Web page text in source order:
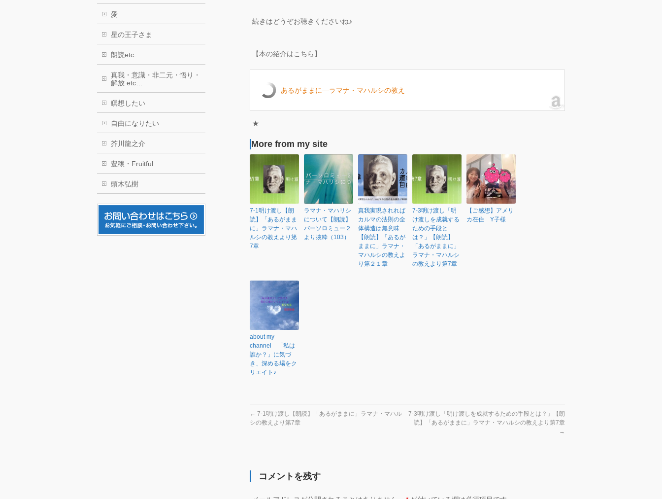
続きはどうぞお聴きくださいね♪
【本の紹介はこちら】
あるがままに―ラマナ・マハルシの教え
★
More from my site
7-1明け渡し【朗
読】「あるがまま
に」ラマナ・マハ
ルシの教えより第
7章
ラマナ・マハリシ
について【朗読】
バーソロミュー２
より抜粋（103）
真我実現されれば
カルマの法則の全
体構造は無意味
【朗読】「あるが
ままに」ラマナ・
マハルシの教えよ
り第２１章
7-3明け渡し「明
け渡しを成就する
ための手段と
は？」【朗読】
「あるがままに」
ラマナ・マハルシ
の教えより第7章
【ご感想】アメリ
カ在住 Y子様
about my
channel 「私は
誰か？」に気づ
き、深める場をク
リエイト♪
← 7-1明け渡し【朗読】「あるがままに」ラマナ・マハル
シの教えより第7章
7-3明け渡し「明け渡しを成就するための手段とは？」【朗
読】「あるがままに」ラマナ・マハルシの教えより第7章
→
コメントを残す
愛
星の王子さま
朗読etc.
真我・意識・非二元・悟り・
解放 etc…
瞑想したい
自由になりたい
芥川龍之介
豊穣・Fruitful
頭木弘樹